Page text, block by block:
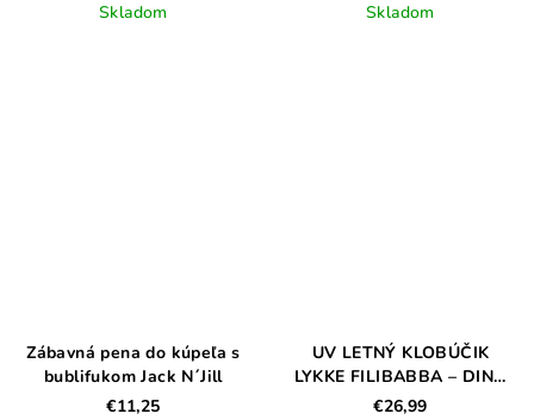
Skladom
Skladom
Zábavná pena do kúpeľa s
bublifukom Jack N´Jill
€11,25
UV LETNÝ KLOBÚČIK
LYKKE FILIBABBA – DINO
BEACH – 1-3 ROKY
€26,99